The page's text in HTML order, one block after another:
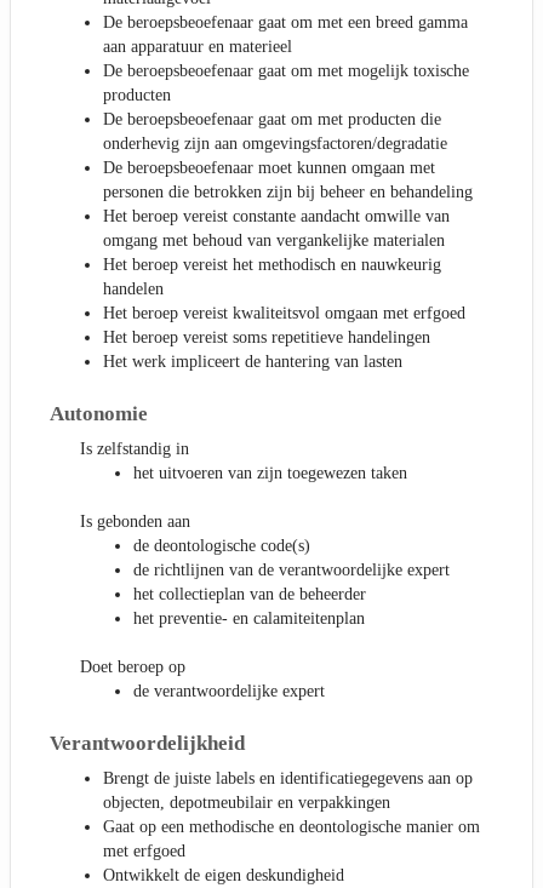
De beroepsbeoefenaar gaat om met een breed gamma
aan apparatuur en materieel
De beroepsbeoefenaar gaat om met mogelijk toxische
producten
De beroepsbeoefenaar gaat om met producten die
onderhevig zijn aan omgevingsfactoren/degradatie
De beroepsbeoefenaar moet kunnen omgaan met
personen die betrokken zijn bij beheer en behandeling
Het beroep vereist constante aandacht omwille van
omgang met behoud van vergankelijke materialen
Het beroep vereist het methodisch en nauwkeurig
handelen
Het beroep vereist kwaliteitsvol omgaan met erfgoed
Het beroep vereist soms repetitieve handelingen
Het werk impliceert de hantering van lasten
Autonomie
Is zelfstandig in
het uitvoeren van zijn toegewezen taken
Is gebonden aan
de deontologische code(s)
de richtlijnen van de verantwoordelijke expert
het collectieplan van de beheerder
het preventie- en calamiteitenplan
Doet beroep op
de verantwoordelijke expert
Verantwoordelijkheid
Brengt de juiste labels en identificatiegegevens aan op
objecten, depotmeubilair en verpakkingen
Gaat op een methodische en deontologische manier om
met erfgoed
Ontwikkelt de eigen deskundigheid